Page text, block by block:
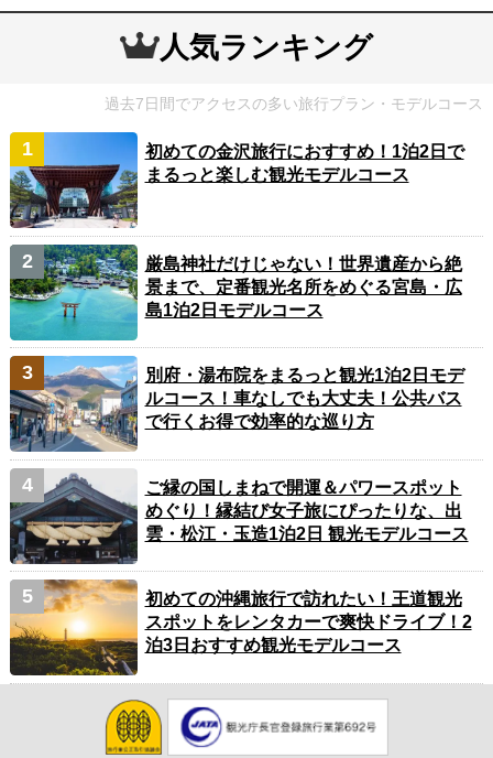
人気ランキング
過去7日間でアクセスの多い旅行プラン・モデルコース
初めての金沢旅行におすすめ！1泊2日で
まるっと楽しむ観光モデルコース
厳島神社だけじゃない！世界遺産から絶
景まで、定番観光名所をめぐる宮島・広
島1泊2日モデルコース
別府・湯布院をまるっと観光1泊2日モデ
ルコース！車なしでも大丈夫！公共バス
で行くお得で効率的な巡り方
ご縁の国しまねで開運＆パワースポット
めぐり！縁結び女子旅にぴったりな、出
雲・松江・玉造1泊2日 観光モデルコース
初めての沖縄旅行で訪れたい！王道観光
スポットをレンタカーで爽快ドライブ！2
泊3日おすすめ観光モデルコース